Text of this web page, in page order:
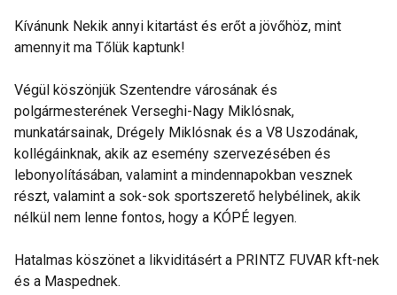
Kívánunk Nekik annyi kitartást és erőt a jövőhöz, mint
amennyit ma Tőlük kaptunk!
Végül köszönjük Szentendre városának és
polgármesterének Verseghi-Nagy Miklósnak,
munkatársainak, Drégely Miklósnak és a V8 Uszodának,
kollégáinknak, akik az esemény szervezésében és
lebonyolításában, valamint a mindennapokban vesznek
részt, valamint a sok-sok sportszerető helybélinek, akik
nélkül nem lenne fontos, hogy a KÓPÉ legyen.
Hatalmas köszönet a likviditásért a PRINTZ FUVAR kft-nek
és a Maspednek.